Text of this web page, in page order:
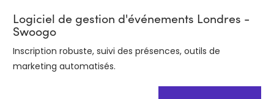
Logiciel de gestion d'événements Londres -
Swoogo
Inscription robuste, suivi des présences, outils de
marketing automatisés.